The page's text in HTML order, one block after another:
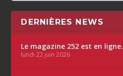
DERNIÈRES NEWS
Le magazine 252 est en ligne.
lundi 22 juin 2026